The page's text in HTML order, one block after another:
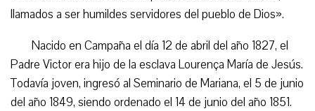
llamados a ser humildes servidores del pueblo de Dios».
Nacido en Campaña el día 12 de abril del año 1827, el
Padre Victor era hijo de la esclava Lourença María de Jesús.
Todavía joven, ingresó al Seminario de Mariana, el 5 de junio
del año 1849, siendo ordenado el 14 de junio del año 1851.